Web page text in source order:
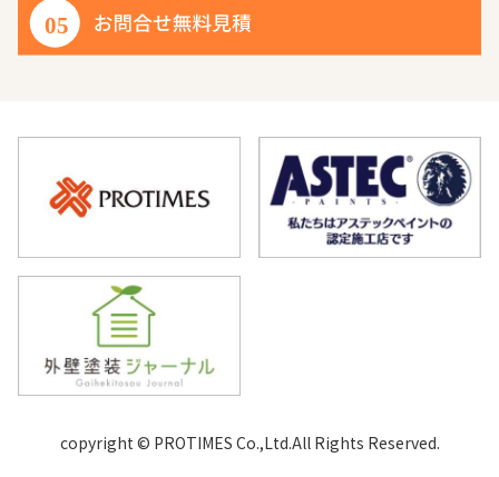
copyright © PROTIMES Co.,Ltd.All Rights Reserved.